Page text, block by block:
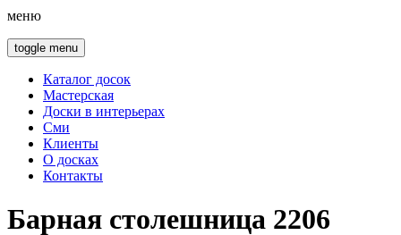
меню
toggle menu
Каталог досок
Мастерская
Доски в интерьерах
Сми
Клиенты
О досках
Контакты
Барная столешница 2206